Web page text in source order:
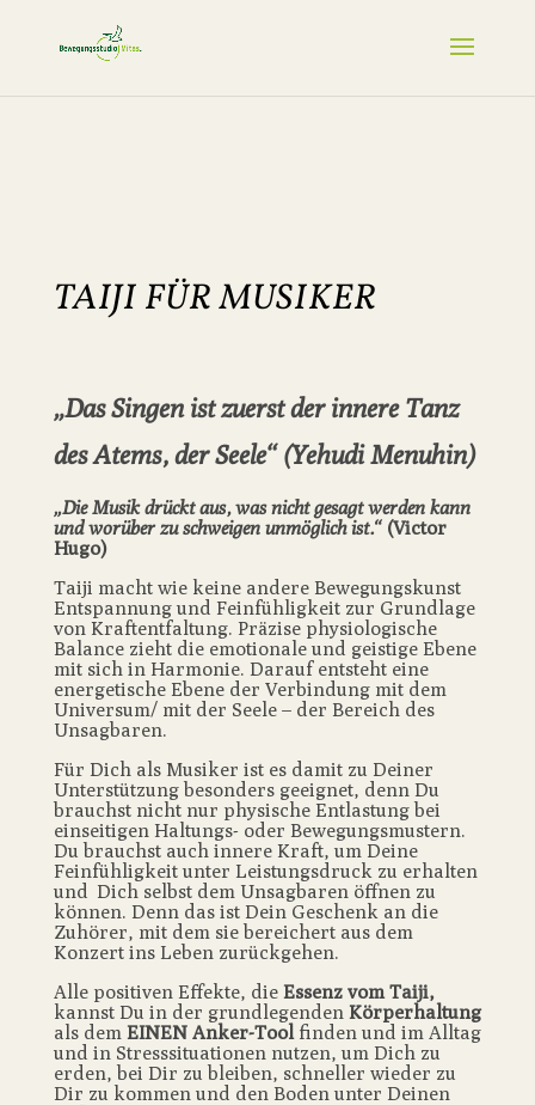
TAIJI FÜR MUSIKER
„Das Singen ist zuerst der innere Tanz
des Atems, der Seele“(Yehudi Menuhin)
„Die Musik drückt aus, was nicht gesagt werden kann
und worüber zu schweigen unmöglich ist.“(Victor
Hugo)
Taiji macht wie keine andere Bewegungskunst
Entspannung und Feinfühligkeit zur Grundlage
von Kraftentfaltung. Präzise physiologische
Balance zieht die emotionale und geistige Ebene
mit sich in Harmonie. Darauf entsteht eine
energetische Ebene der Verbindung mit dem
Universum/ mit der Seele – der Bereich des
Unsagbaren.
Für Dich als Musiker ist es damit zu Deiner
Unterstützung besonders geeignet, denn Du
brauchst nicht nur physische Entlastung bei
einseitigen Haltungs- oder Bewegungsmustern.
Du brauchst auch innere Kraft, um Deine
Feinfühligkeit unter Leistungsdruck zu erhalten
und Dich selbst dem Unsagbaren öffnen zu
können. Denn das ist Dein Geschenk an die
Zuhörer, mit dem sie bereichert aus dem
Konzert ins Leben zurückgehen.
Alle positiven Effekte, die Essenz vom Taiji,
kannst Du in der grundlegenden Körperhaltung
als dem EINEN Anker-Toolfinden und im Alltag
und in Stresssituationen nutzen, um Dich zu
erden, bei Dir zu bleiben, schneller wieder zu
Dir zu kommen und den Boden unter Deinen